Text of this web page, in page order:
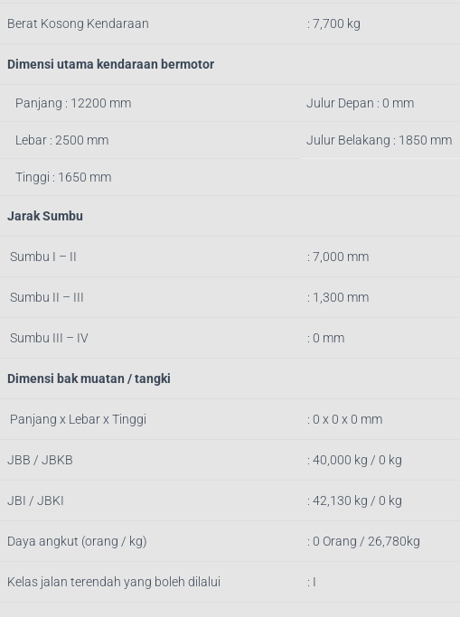
Berat Kosong Kendaraan : 7,700 kg
Dimensi utama kendaraan bermotor
Panjang : 12200 mm Julur Depan : 0 mm
Lebar : 2500 mm Julur Belakang : 1850 mm
Tinggi : 1650 mm
Jarak Sumbu
Sumbu I – II : 7,000 mm
Sumbu II – III : 1,300 mm
Sumbu III – IV : 0 mm
Dimensi bak muatan / tangki
Panjang x Lebar x Tinggi : 0 x 0 x 0 mm
JBB / JBKB : 40,000 kg / 0 kg
JBI / JBKI : 42,130 kg / 0 kg
Daya angkut (orang / kg) : 0 Orang / 26,780kg
Kelas jalan terendah yang boleh dilalui : I